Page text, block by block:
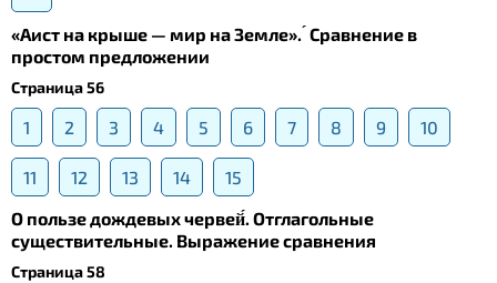
«Аист на крыше — мир на Земле». ́ Сравнение в
простом предложении
Страница 56
1 2 3 4 5 6 7 8 9 10
11 12 13 14
15
О пользе дождевых червей́. Отглагольные
существительные. Выражение сравнения
Страница 58